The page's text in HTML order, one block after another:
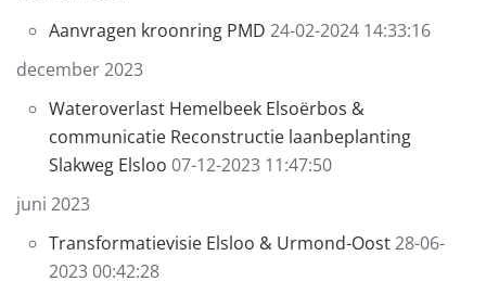
Aanvragen kroonring PMD 24-02-2024 14:33:16
december 2023
Wateroverlast Hemelbeek Elsoërbos &
communicatie Reconstructie laanbeplanting
Slakweg Elsloo 07-12-2023 11:47:50
juni 2023
Transformatievisie Elsloo & Urmond-Oost28-06-
2023 00:42:28